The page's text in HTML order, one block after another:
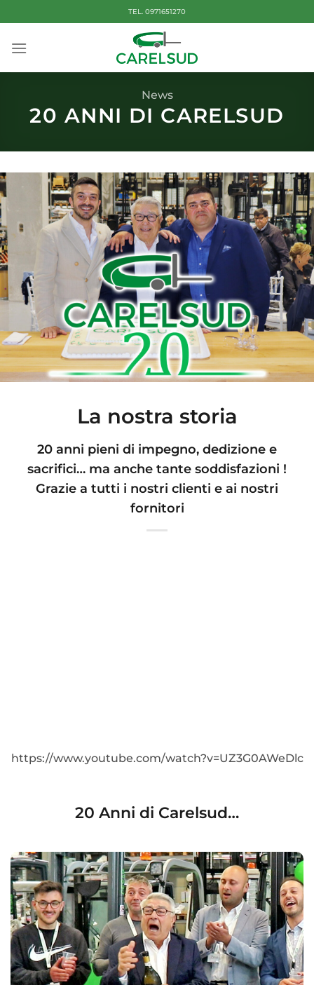
ai
contenuti
TEL. 0971651270
News
20 ANNI DI CARELSUD
La nostra storia
20 anni pieni di impegno, dedizione e
sacrifici… ma anche tante soddisfazioni !
Grazie a tutti i nostri clienti e ai nostri
fornitori
https://www.youtube.com/watch?v=UZ3G0AWeDlc
20 Anni di Carelsud…